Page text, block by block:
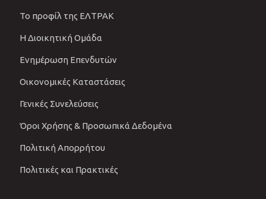
Το προφίλ της ΕΛΤΡΑΚ
Η Διοικητική Ομάδα
Ενημέρωση Επενδυτών
Οικονομικές Καταστάσεις
Γενικές Συνελεύσεις
Όροι Χρήσης & Προσωπικά Δεδομένα
Πολιτική Απορρήτου
Πολιτικές και Πρακτικές